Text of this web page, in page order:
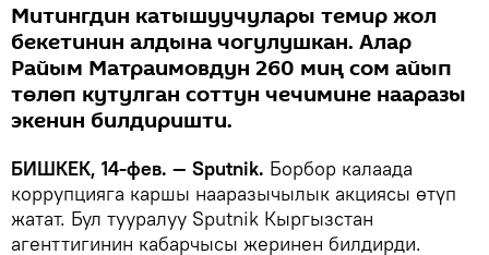
Митингдин катышуучулары темир жол
бекетинин алдына чогулушкан. Алар
Райым Матраимовдун 260 миң сом айып
төлөп кутулган соттун чечимине нааразы
экенин билдиришти.
БИШКЕК, 14-фев. — Sputnik. Борбор калаада
коррупцияга каршы нааразычылык акциясы өтүп
жатат. Бул тууралуу Sputnik Кыргызстан
агенттигинин кабарчысы жеринен билдирди.